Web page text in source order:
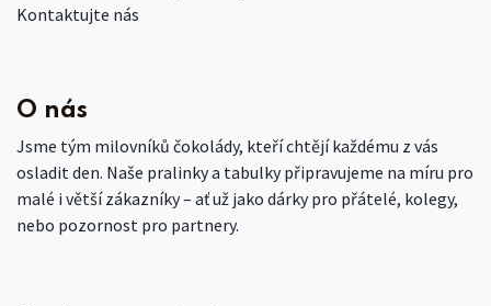
Kontaktujte nás
O nás
Jsme tým milovníků čokolády, kteří chtějí každému z vás
osladit den. Naše pralinky a tabulky připravujeme na míru pro
malé i větší zákazníky – ať už jako dárky pro přátelé, kolegy,
nebo pozornost pro partnery.